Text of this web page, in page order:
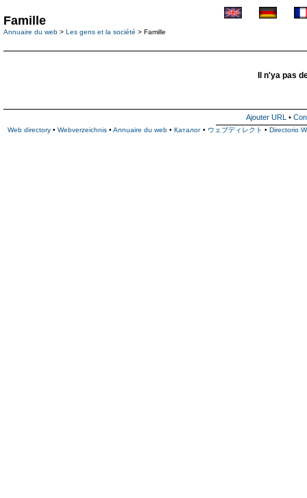
Famille
Annuaire du web > Les gens et la société > Famille
Il n'ya pas
Ajouter URL •
Web directory • Webverzeichnis • Annuaire du web • Каталог • ウェブディレクト • Directorio